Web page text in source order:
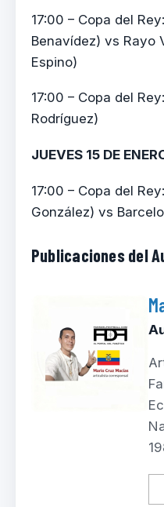
17:00 – Copa del
Benavídez) vs Rayo
Espino)
17:00 – Copa del
Rodríguez)
JUEVES 15 DE
17:00 – Copa del
González) vs
Publicaciones del